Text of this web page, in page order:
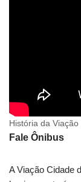
História da
Fale Ônibus
A Viação Cidade